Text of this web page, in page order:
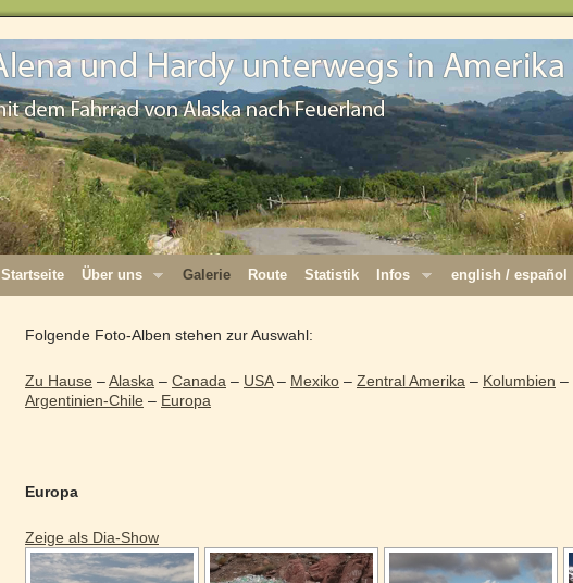
Startseite Über uns Galerie Route Statistik Infos english / español
Folgende Foto-Alben stehen zur Auswahl:
Zu Hause –Alaska – Canada – USA– Mexiko – Zentral Amerika – Kolumbien –
Argentinien-Chile – Europa
Europa
Zeige als Dia-Show